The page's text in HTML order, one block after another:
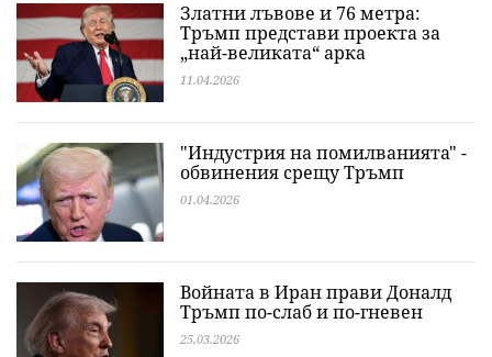
Златни лъвове и 76 метра:
Тръмп представи проекта за
„най-великата“ арка
11.04.2026
"Индустрия на помилванията" -
обвинения срещу Тръмп
01.04.2026
Войната в Иран прави Доналд
Тръмп по-слаб и по-гневен
25.03.2026